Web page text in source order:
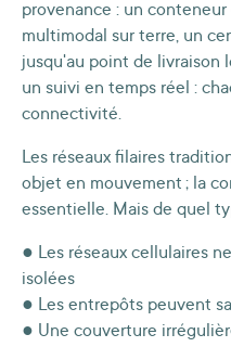
provenance : un
multimodal sur terre, un
jusqu'au point de livraison
un suivi en temps réel :
connectivité.
Les réseaux filaires
objet en mouvement ; la
essentielle. Mais de quel
● Les réseaux cellulaires
isolées
● Les entrepôts peuvent
● Une couverture